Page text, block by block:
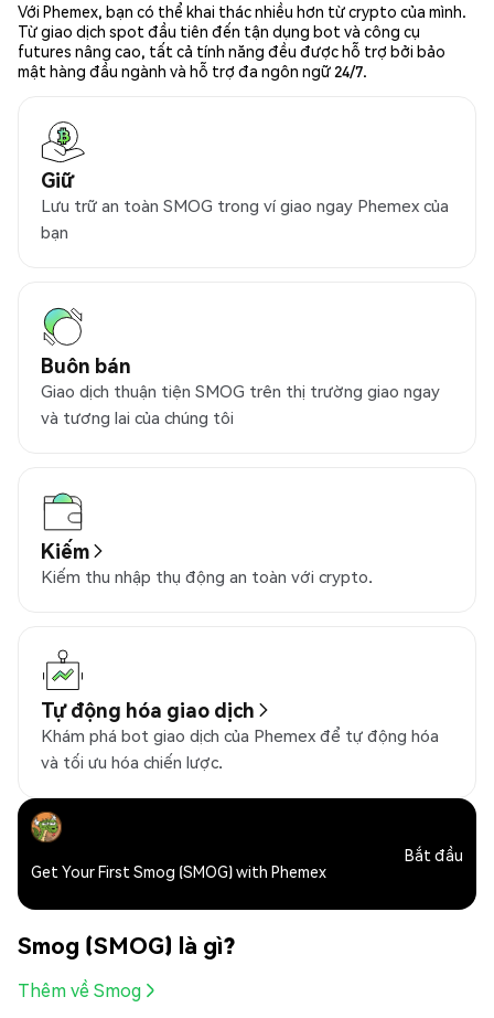
Với Phemex, bạn có thể khai thác nhiều hơn từ crypto của mình.
Từ giao dịch spot đầu tiên đến tận dụng bot và công cụ
futures nâng cao, tất cả tính năng đều được hỗ trợ bởi bảo
mật hàng đầu ngành và hỗ trợ đa ngôn ngữ 24/7.
Giữ
Lưu trữ an toàn SMOG trong ví giao ngay Phemex của
bạn
Buôn bán
Giao dịch thuận tiện SMOG trên thị trường giao ngay
và tương lai của chúng tôi
Kiếm
Kiếm thu nhập thụ động an toàn với crypto.
Tự động hóa giao dịch
Khám phá bot giao dịch của Phemex để tự động hóa
và tối ưu hóa chiến lược.
Get Your First Smog (SMOG) with Phemex
Bắt đầu
Smog (SMOG) là gì?
Thêm về Smog